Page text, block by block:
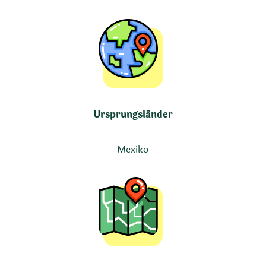
Ursprungsländer
Mexiko